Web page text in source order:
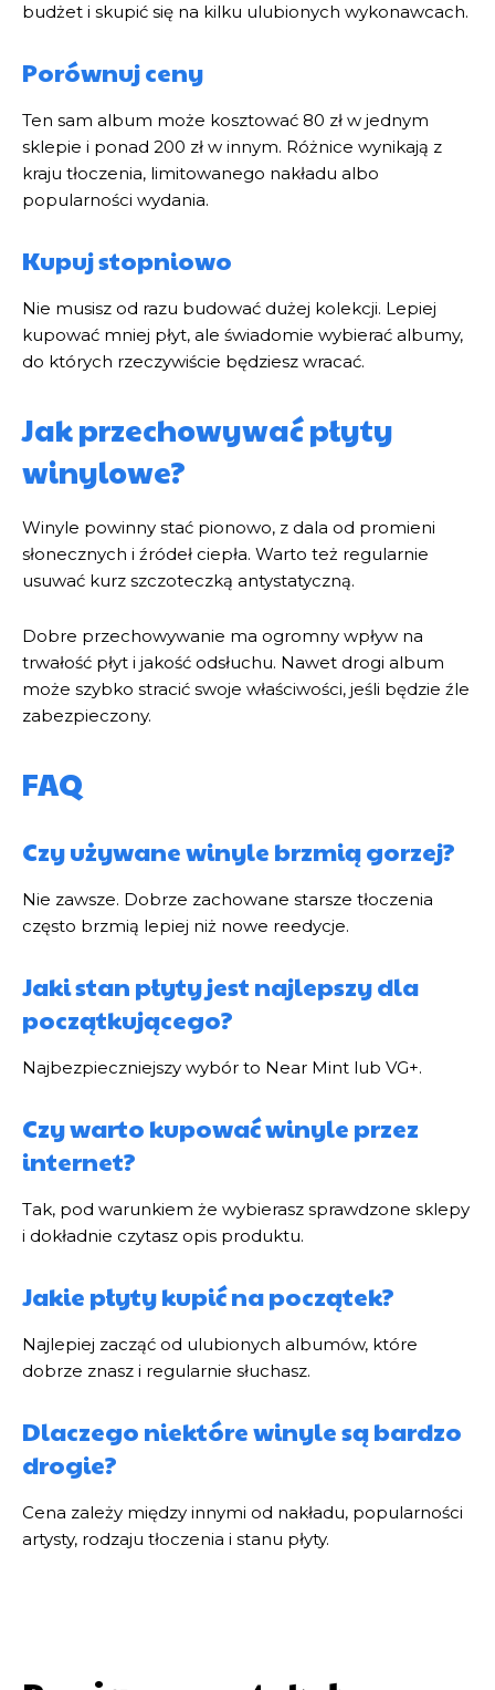
budżet i skupić się na kilku ulubionych wykonawcach.
Porównuj ceny
Ten sam album może kosztować 80 zł w jednym
sklepie i ponad 200 zł w innym. Różnice wynikają z
kraju tłoczenia, limitowanego nakładu albo
popularności wydania.
Kupuj stopniowo
Nie musisz od razu budować dużej kolekcji. Lepiej
kupować mniej płyt, ale świadomie wybierać albumy,
do których rzeczywiście będziesz wracać.
Jak przechowywać płyty
winylowe?
Winyle powinny stać pionowo, z dala od promieni
słonecznych i źródeł ciepła. Warto też regularnie
usuwać kurz szczoteczką antystatyczną.
Dobre przechowywanie ma ogromny wpływ na
trwałość płyt i jakość odsłuchu. Nawet drogi album
może szybko stracić swoje właściwości, jeśli będzie źle
zabezpieczony.
FAQ
Czy używane winyle brzmią gorzej?
Nie zawsze. Dobrze zachowane starsze tłoczenia
często brzmią lepiej niż nowe reedycje.
Jaki stan płyty jest najlepszy dla
początkującego?
Najbezpieczniejszy wybór to Near Mint lub VG+.
Czy warto kupować winyle przez
internet?
Tak, pod warunkiem że wybierasz sprawdzone sklepy
i dokładnie czytasz opis produktu.
Jakie płyty kupić na początek?
Najlepiej zacząć od ulubionych albumów, które
dobrze znasz i regularnie słuchasz.
Dlaczego niektóre winyle są bardzo
drogie?
Cena zależy między innymi od nakładu, popularności
artysty, rodzaju tłoczenia i stanu płyty.